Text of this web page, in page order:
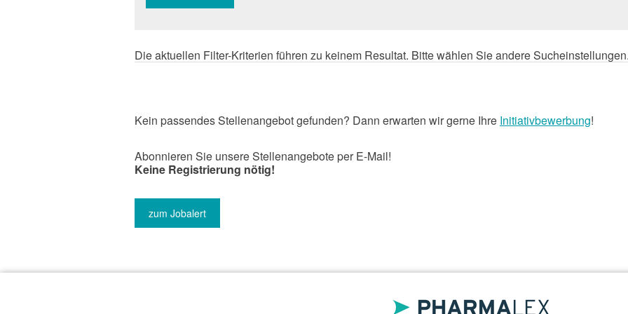
Die aktuellen Filter-Kriterien führen zu keinem Resultat. Bitte wählen Sie andere
Kein passendes Stellenangebot gefunden? Dann erwarten wir gerne Ihre Initiativbewerbung!
Abonnieren Sie unsere Stellenangebote per E-Mail!
Keine Registrierung nötig!
zum Jobalert